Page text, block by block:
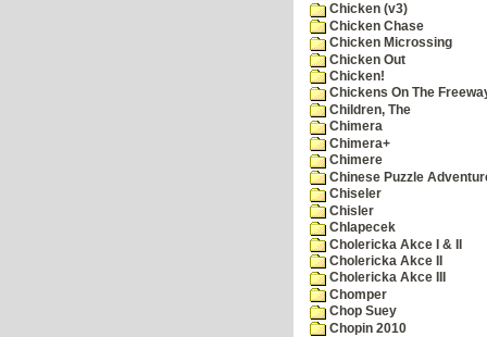
Chicken (v3)
Chicken Chase
Chicken Microssing
Chicken Out
Chicken!
Chickens On The
Children, The
Chimera
Chimera+
Chimere
Chinese Puzzle
Chiseler
Chisler
Chlapecek
Cholericka Akce I & II
Cholericka Akce II
Cholericka Akce III
Chomper
Chop Suey
Chopin 2010